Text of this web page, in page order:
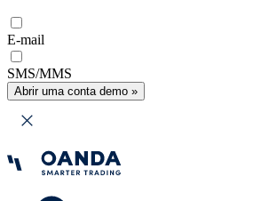
E-mail
SMS/MMS
Abrir uma conta demo »